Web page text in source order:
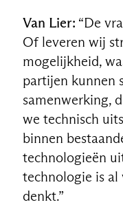
Van Lier: “De
Of leveren wij
mogelijkheid,
partijen kunnen
samenwerking,
we technisch
binnen
technologieën
technologie is al
denkt.”